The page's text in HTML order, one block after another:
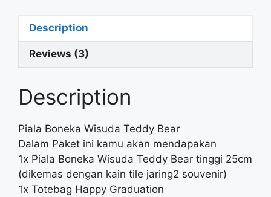
Description
Reviews (3)
Description
Piala Boneka Wisuda Teddy Bear
Dalam Paket ini kamu akan mendapakan
1x Piala Boneka Wisuda Teddy Bear tinggi 25cm
(dikemas dengan kain tile jaring2 souvenir)
1x Totebag Happy Graduation